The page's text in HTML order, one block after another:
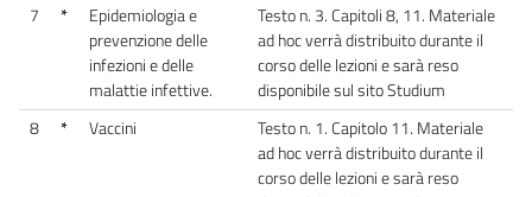
7
*
Epidemiologia e
prevenzione delle
infezioni e delle
malattie infettive.
Testo n. 3. Capitoli 8, 11. Materiale
ad hoc verrà distribuito durante il
corso delle lezioni e sarà reso
disponibile sul sito Studium
8
* Vaccini
Testo n. 1. Capitolo 11. Materiale
ad hoc verrà distribuito durante il
corso delle lezioni e sarà reso